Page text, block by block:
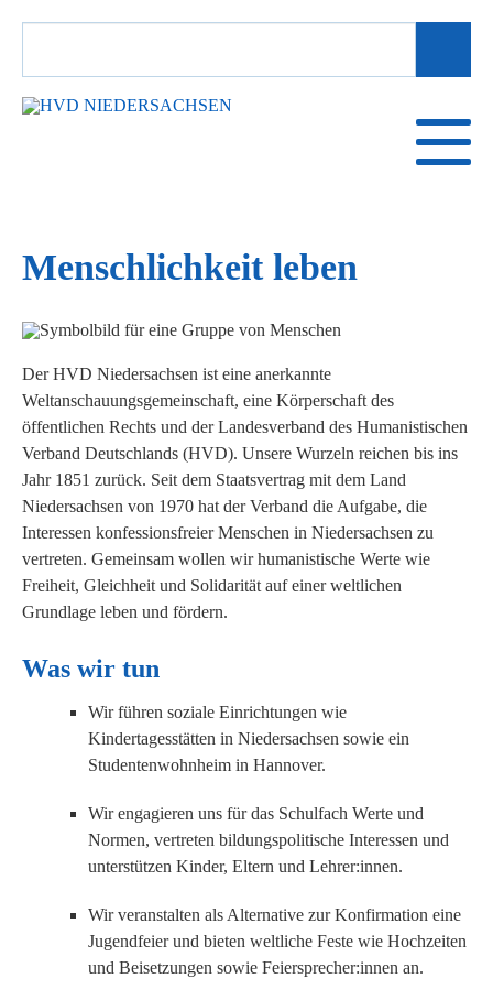
SUCHBEGRIFFE
Menschlichkeit leben
Der HVD Niedersachsen ist eine anerkannte
Weltanschauungsgemeinschaft, eine Körperschaft des
öffentlichen Rechts und der Landesverband des Humanistischen
Verband Deutschlands (HVD). Unsere Wurzeln reichen bis ins
Jahr 1851 zurück. Seit dem Staatsvertrag mit dem Land
Niedersachsen von 1970 hat der Verband die Aufgabe, die
Interessen konfessionsfreier Menschen in Niedersachsen zu
vertreten. Gemeinsam wollen wir humanistische Werte wie
Freiheit, Gleichheit und Solidarität auf einer weltlichen
Grundlage leben und fördern.
Was wir tun
Wir führen soziale Einrichtungen wie
Kindertagesstätten in Niedersachsen sowie ein
Studentenwohnheim in Hannover.
Wir engagieren uns für das Schulfach Werte und
Normen, vertreten bildungspolitische Interessen und
unterstützen Kinder, Eltern und Lehrer:innen.
Wir veranstalten als Alternative zur Konfirmation eine
Jugendfeier und bieten weltliche Feste wie Hochzeiten
und Beisetzungen sowie Feiersprecher:innen an.